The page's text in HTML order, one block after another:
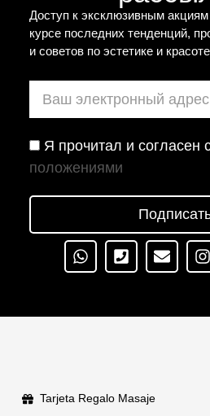
Доступ к эксклюзивным акциям
курсе последних тенденций,
и советов по эстетике и
Я прочитал и согласен
положениями
Tarjeta Regalo Masaje